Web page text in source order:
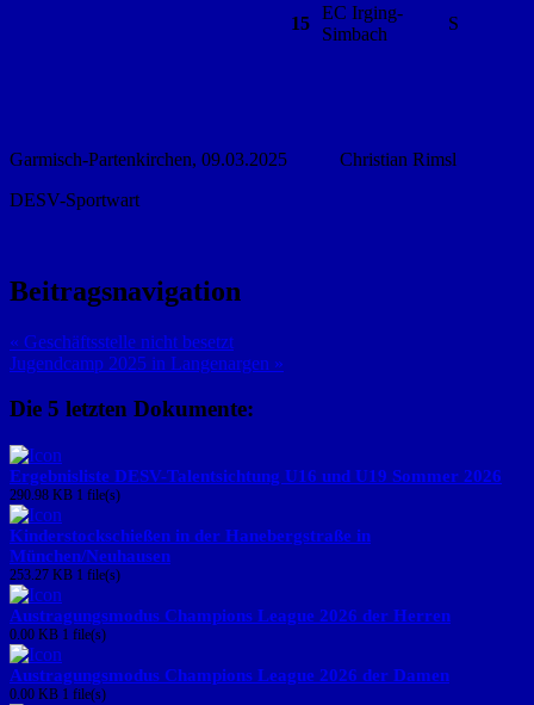
15
EC Irging-
Simbach
S
Garmisch-Partenkirchen, 09.03.2025 Christian Rimsl
DESV-Sportwart
Beitragsnavigation
« Geschäftsstelle nicht besetzt
Jugendcamp 2025 in Langenargen »
Die 5 letzten Dokumente:
Ergebnisliste DESV-Talentsichtung U16 und U19 Sommer 2026
290.98 KB 1 file(s)
Kinderstockschießen in der Hanebergstraße in
München/Neuhausen
253.27 KB 1 file(s)
Austragungsmodus Champions League 2026 der Herren
0.00 KB 1 file(s)
Austragungsmodus Champions League 2026 der Damen
0.00 KB 1 file(s)